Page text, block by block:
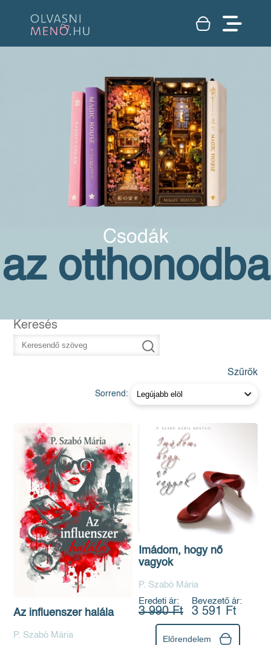
Csodák
az otthonodba
Keresés
Szűrők
Sorrend:
Az influenszer halála
P. Szabó Mária
Imádom, hogy nő
vagyok
P. Szabó Mária
Eredeti ár:
3 990 Ft
Bevezető ár:
3 591 Ft
Előrendelem